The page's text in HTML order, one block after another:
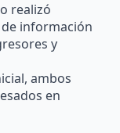
realizó
información
y
ambos
en